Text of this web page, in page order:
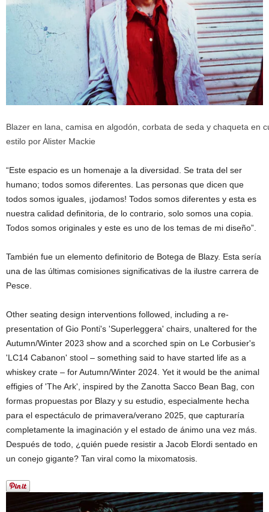
Blazer en lana, camisa en algodón, corbata de seda y chaqueta en
estilo porAlister Mackie
“Este espacio es un homenaje a la diversidad. Se trata del ser
humano; todos somos diferentes. Las personas que dicen que
todos somos iguales, ¡jodamos! Todos somos diferentes y esta es
nuestra calidad definitoria, de lo contrario, solo somos una copia.
Todos somos originales y este es uno de los temas de mi diseño”.
También fue un elemento definitorio de Botega de Blazy. Esta sería
una de las últimas comisiones significativas de la ilustre carrera de
Pesce.
Other seating design interventions followed, including a re-
presentation of Gio Ponti's 'Superleggera' chairs, unaltered for the
Autumn/Winter 2023 show and a scorched spin on Le Corbusier's
'LC14 Cabanon' stool – something said to have started life as a
whiskey crate – for Autumn/Winter 2024. Yet it would be the animal
effigies of 'The Ark', inspired by the Zanotta Sacco Bean Bag, con
formas propuestas por Blazy y su estudio, especialmente hecha
para el espectáculo de primavera/verano 2025, que capturaría
completamente la imaginación y el estado de ánimo una vez más.
Después de todo, ¿quién puede resistir a Jacob Elordi sentado en
un conejo gigante? Tan viral como la mixomatosis.